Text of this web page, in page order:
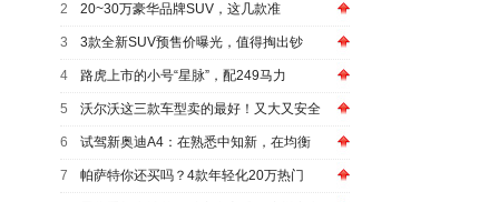
2 20~30万豪华品牌SUV，这几款准
3 3款全新SUV预售价曝光，值得掏出钞
4 路虎上市的小号“星脉”，配249马力
5 沃尔沃这三款车型卖的最好！又大又安全
6 试驾新奥迪A4：在熟悉中知新，在均衡
7 帕萨特你还买吗？4款年轻化20万热门